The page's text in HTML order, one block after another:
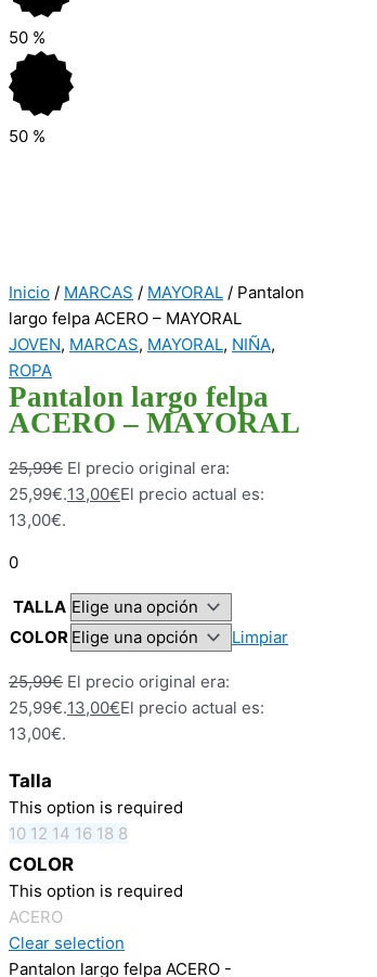
50 %
50 %
Inicio / MARCAS / MAYORAL / Pantalon
largo felpa ACERO – MAYORAL
JOVEN, MARCAS, MAYORAL, NIÑA,
ROPA
Pantalon largo felpa
ACERO – MAYORAL
25,99€ El precio original era:
25,99€.13,00€El precio actual es:
13,00€.
0
TALLA
COLOR
Limpiar
25,99€ El precio original era:
25,99€.13,00€El precio actual es:
13,00€.
Talla
This option is required
10 12 14 16 18 8
COLOR
This option is required
ACERO
Clear selection
Pantalon largo felpa ACERO -